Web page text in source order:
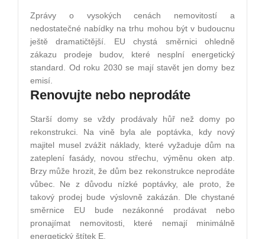
Zprávy o vysokých cenách nemovitostí a
nedostatečné nabídky na trhu mohou být v budoucnu
ještě dramatičtější. EU chystá směrnici ohledně
zákazu prodeje budov, které nesplní energetický
standard. Od roku 2030 se mají stavět jen domy bez
emisí.
Renovujte nebo neprodáte
Starší domy se vždy prodávaly hůř než domy po
rekonstrukci. Na vině byla ale poptávka, kdy nový
majitel musel zvážit náklady, které vyžaduje dům na
zateplení fasády, novou střechu, výměnu oken atp.
Brzy může hrozit, že dům bez rekonstrukce neprodáte
vůbec. Ne z důvodu nízké poptávky, ale proto, že
takový prodej bude výslovně zakázán. Dle chystané
směrnice EU bude nezákonné prodávat nebo
pronajímat nemovitosti, které nemají minimálně
energetický štítek E.